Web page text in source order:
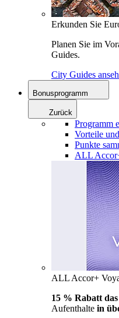
Erkunden Sie
Planen Sie im
Guides.
City Guides
Bonusprogramm
Zurück
Programm
Vorteile
Punkte
ALL
ALL Accor+
15 % Rabatt
Aufenthalte in